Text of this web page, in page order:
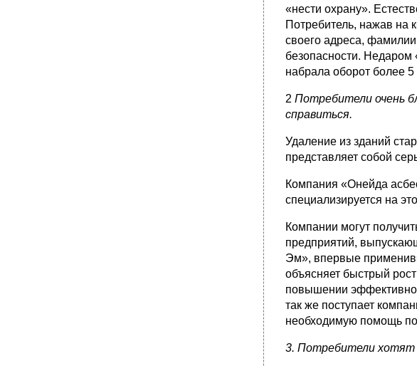
«нести охрану».
Потребитель, нажав на
своего адреса,
безопасности.
набрала оборот более 5
2 Потребители очень
справиться.
Удаление из зданий
представляет собой
Компания «Онейда
специализируется на
Компании могут
предприятий,
Эм», впервые
объясняет быстрый
повышении
так же поступает
необходимую помощь
3. Потребители хотят